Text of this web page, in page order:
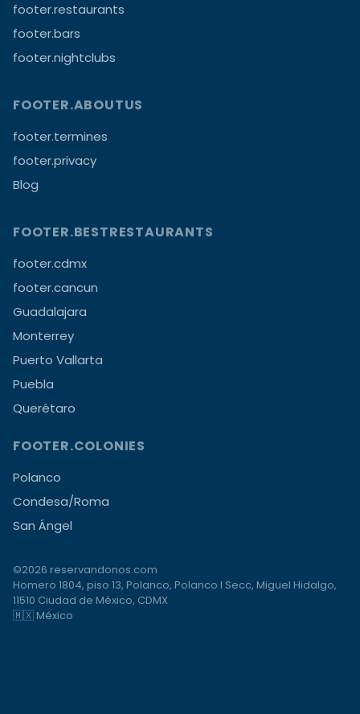
footer.restaurants
footer.bars
footer.nightclubs
FOOTER.ABOUTUS
footer.termines
footer.privacy
Blog
FOOTER.BESTRESTAURANTS
footer.cdmx
footer.cancun
Guadalajara
Monterrey
Puerto Vallarta
Puebla
Querétaro
FOOTER.COLONIES
Polanco
Condesa/Roma
San Ángel
©2026 reservandonos.com
Homero 1804, piso 13, Polanco, Polanco I Secc, Miguel Hidalgo,
11510 Ciudad de México, CDMX
🇲🇽 México